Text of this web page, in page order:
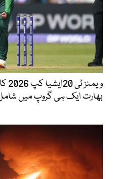
بھارت ایک ہی گروپ میں